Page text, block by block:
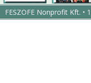
FESZOFE Nonprofit Kft. •